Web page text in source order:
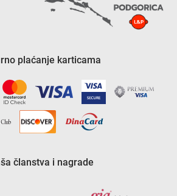
plaćanje karticama
članstva i nagrade